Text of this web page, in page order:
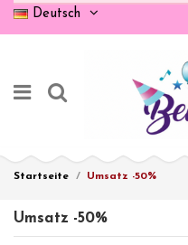
Deutsch
Startseite Umsatz -50%
Umsatz -50%